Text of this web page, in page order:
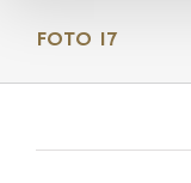
FOTO 17